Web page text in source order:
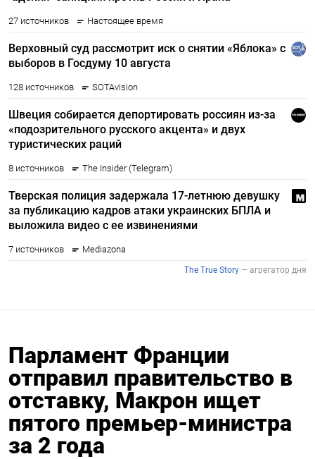
Парламент Франции
отправил правительство в
отставку, Макрон ищет
пятого премьер-министра
за 2 года